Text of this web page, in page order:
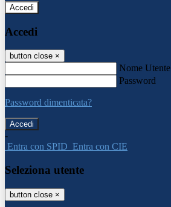
Accedi
Accedi
button close ×
Nome Utente
Password
Password dimenticata?
-
Entra con SPID Entra con CIE
Seleziona utente
button close ×